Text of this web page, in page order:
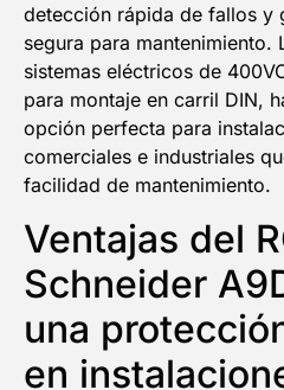
detección rápida de fallos y
segura para
sistemas eléctricos de
para montaje en carril DIN,
opción perfecta para
comerciales e industriales
facilidad de mantenimiento.
Ventajas del
Schneider
una
en
5%
EN TU
NOMBRE
Email
¡QUIERO MI